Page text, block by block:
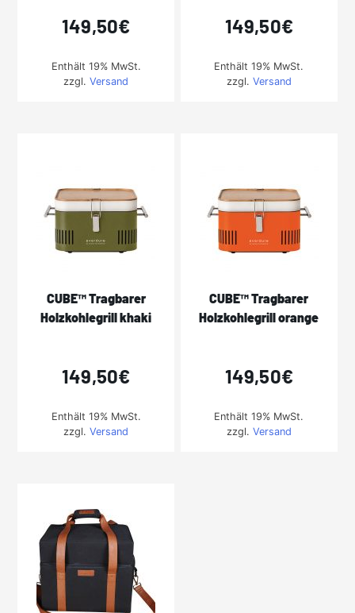
149,50€
Enthält 19% MwSt.
zzgl.Versand
149,50€
Enthält 19% MwSt.
zzgl. Versand
CUBE™ Tragbarer
Holzkohlegrill khaki
149,50€
Enthält 19% MwSt.
zzgl.Versand
CUBE™ Tragbarer
Holzkohlegrill orange
149,50€
Enthält 19% MwSt.
zzgl. Versand